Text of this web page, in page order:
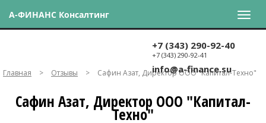
А-ФИНАНС Консалтинг
+7 (343) 290-92-40
+7 (343) 290-92-41
info@a-finance.su
Главная > Отзывы > Сафин Азат, Директор ООО "Капитал-Техно"
Сафин Азат, Директор ООО "Капитал-
Техно"